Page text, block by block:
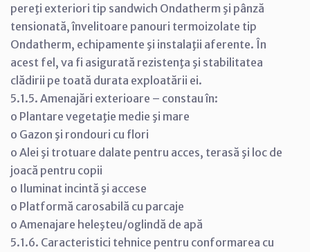
pereţi exteriori tip sandwich Ondatherm şi pânză
tensionată, învelitoare panouri termoizolate tip
Ondatherm, echipamente şi instalaţii aferente. În
acest fel, va fi asigurată rezistenţa şi stabilitatea
clădirii pe toată durata exploatării ei.
5.1.5. Amenajări exterioare – constau în:
o Plantare vegetaţie medie şi mare
o Gazon şi rondouri cu flori
o Alei şi trotuare dalate pentru acces, terasă şi loc de
joacă pentru copii
o Iluminat incintă şi accese
o Platformă carosabilă cu parcaje
o Amenajare heleşteu/oglindă de apă
5.1.6. Caracteristici tehnice pentru conformarea cu